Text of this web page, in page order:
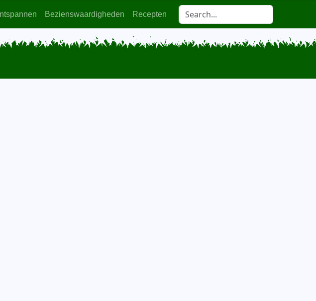
Bezienswaardigheden Recepten